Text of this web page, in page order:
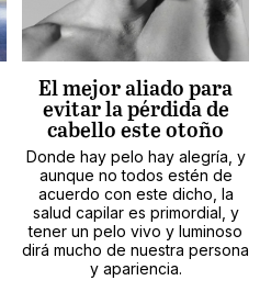
El mejor aliado para
evitar la pérdida de
cabello este otoño
Donde hay pelo hay alegría, y
aunque no todos estén de
acuerdo con este dicho, la
salud capilar es primordial, y
tener un pelo vivo y luminoso
dirá mucho de nuestra persona
y apariencia.